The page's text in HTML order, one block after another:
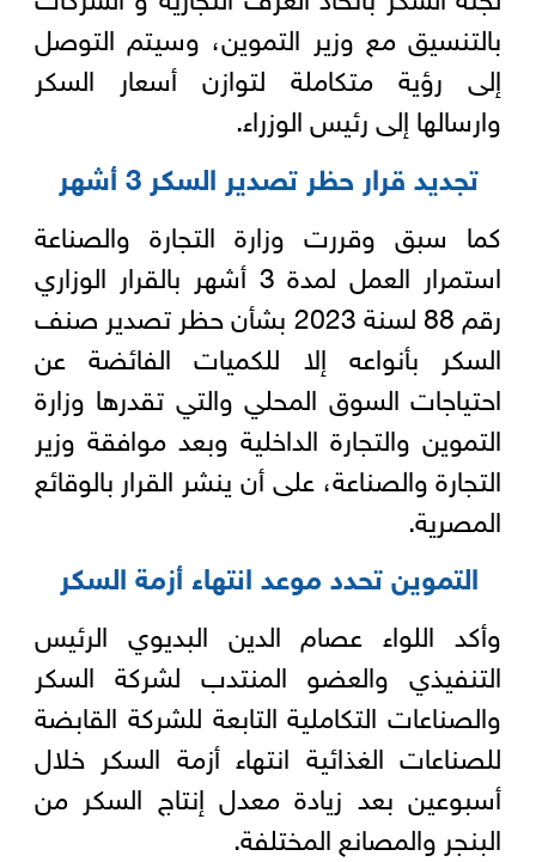
بالتنسيق مع وزير التموين، وسيتم التوصل
إلى رؤية متكاملة لتوازن أسعار السكر
وارسالها إلى رئيس الوزراء.
تجديد قرار حظر تصدير السكر 3 أشهر
كما سبق وقررت وزارة التجارة والصناعة
استمرار العمل لمدة 3 أشهر بالقرار الوزاري
رقم 88 لسنة 2023 بشأن حظر تصدير صنف
السكر بأنواعه إلا للكميات الفائضة عن
احتياجات السوق المحلي والتي تقدرها وزارة
التموين والتجارة الداخلية وبعد موافقة وزير
التجارة والصناعة، على أن ينشر القرار بالوقائع
المصرية.
التموين تحدد موعد انتهاء أزمة السكر
وأكد اللواء عصام الدين البديوي الرئيس
التنفيذي والعضو المنتدب لشركة السكر
والصناعات التكاملية التابعة للشركة القابضة
للصناعات الغذائية انتهاء أزمة السكر خلال
أسبوعين بعد زيادة معدل إنتاج السكر من
البنجر والمصانع المختلفة.